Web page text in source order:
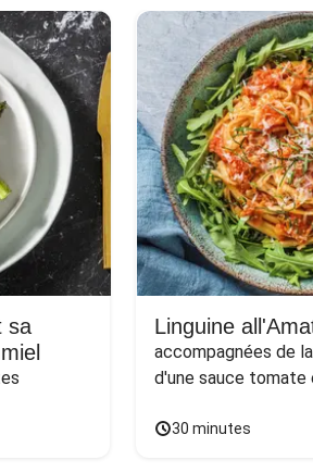
sa
Linguine
accompagnées de
d'une sauce tomate
30 minutes